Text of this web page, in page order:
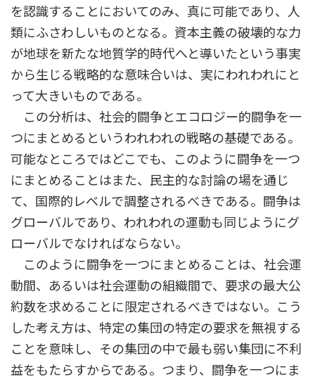
を認識することにおいてのみ、真に可能であり、人
類にふさわしいものとなる。資本主義の破壊的な力
が地球を新たな地質学的時代へと導いたという事実
から生じる戦略的な意味合いは、実にわれわれにと
って大きいものである。
この分析は、社会的闘争とエコロジー的闘争を一
つにまとめるというわれわれの戦略の基礎である。
可能なところではどこでも、このように闘争を一つ
にまとめることはまた、民主的な討論の場を通じ
て、国際的レベルで調整されるべきである。闘争は
グローバルであり、われわれの運動も同じようにグ
ローバルでなければならない。
このように闘争を一つにまとめることは、社会運
動間、あるいは社会運動の組織間で、要求の最大公
約数を求めることに限定されるべきではない。こう
した考え方は、特定の集団の特定の要求を無視する
ことを意味し、その集団の中で最も弱い集団に不利
益をもたらすからである。つまり、闘争を一つにま